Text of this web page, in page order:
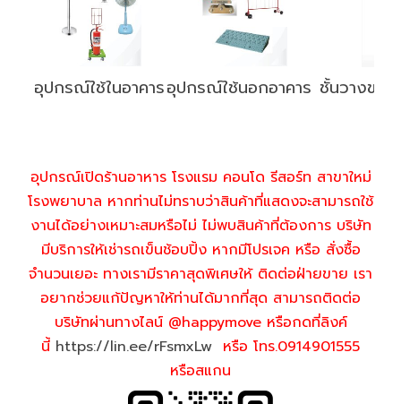
อุปกรณ์ใช้ในอาคารอุปกรณ์ใช้นอกอาคาร ชั้นวางของ
อุปกรณ์เปิดร้านอาหาร โรงแรม คอนโด รีสอร์ท สาขาใหม่
โรงพยาบาล หากท่านไม่ทราบว่าสินค้าที่แสดงจะสามารถใช้
งานได้อย่างเหมาะสมหรือไม่ ไม่พบสินค้าที่ต้องการ บริษัท
มีบริการให้เช่ารถเข็นช้อบปิ้ง หากมีโปรเจค หรือ สั่งซื้อ
จำนวนเยอะ ทางเรามีราคาสุดพิเศษให้ ติดต่อฝ่ายขาย เรา
อยากช่วยแก้ปัญหาให้ท่านได้มากที่สุด สามารถติดต่อ
บริษัทผ่านทางไลน์ @happymove หรือกดที่ลิงค์
นี้ https://lin.ee/rFsmxLw หรือ โทร.0914901555
หรือสแกน